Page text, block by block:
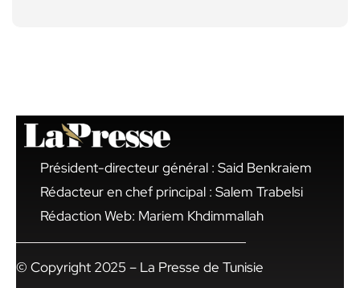
Président-directeur général : Said Benkraiem
Rédacteur en chef principal : Salem Trabelsi
Rédaction Web: Mariem Khdimmallah
© Copyright 2025 – La Presse de Tunisie